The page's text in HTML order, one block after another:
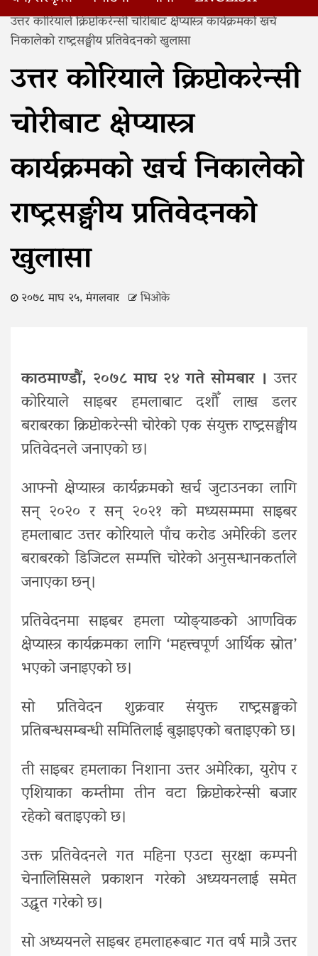
उत्तर कोरियाले क्रिप्टोकरेन्सी चोरीबाट क्षेप्यास्त्र कार्यक्रमको खर्च
निकालेको राष्ट्रसङ्घीय प्रतिवेदनको खुलासा
उत्तर कोरियाले क्रिप्टोकरेन्सी
चोरीबाट क्षेप्यास्त्र
कार्यक्रमको खर्च निकालेको
राष्ट्रसङ्घीय प्रतिवेदनको
खुलासा
२०७८ माघ २५, मंगलवार भिओके
काठमाण्डौं, २०७८ माघ २४ गते सोमबार ।उत्तर
कोरियाले साइबर हमलाबाट दशौँ लाख डलर
बराबरका क्रिप्टोकरेन्सी चोरेको एक संयुक्त राष्ट्रसङ्घीय
प्रतिवेदनले जनाएको छ।
आफ्नो क्षेप्यास्त्र कार्यक्रमको खर्च जुटाउनका लागि
सन् २०२० र सन् २०२१ को मध्यसम्ममा साइबर
हमलाबाट उत्तर कोरियाले पाँच करोड अमेरिकी डलर
बराबरको डिजिटल सम्पत्ति चोरेको अनुसन्धानकर्ताले
जनाएका छन्।
प्रतिवेदनमा साइबर हमला प्योङ्याङको आणविक
क्षेप्यास्त्र कार्यक्रमका लागि ‘महत्त्वपूर्ण आर्थिक स्रोत’
भएको जनाइएको छ।
सो प्रतिवेदन शुक्रवार संयुक्त राष्ट्रसङ्घको
प्रतिबन्धसम्बन्धी समितिलाई बुझाइएको बताइएको छ।
ती साइबर हमलाका निशाना उत्तर अमेरिका, युरोप र
एशियाका कम्तीमा तीन वटा क्रिप्टोकरेन्सी बजार
रहेको बताइएको छ।
उक्त प्रतिवेदनले गत महिना एउटा सुरक्षा कम्पनी
चेनालिसिसले प्रकाशन गरेको अध्ययनलाई समेत
उद्धृत गरेको छ।
सो अध्ययनले साइबर हमलाहरूबाट गत वर्ष मात्रै उत्तर